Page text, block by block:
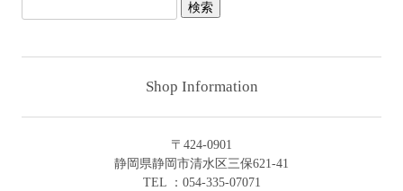
Shop Information
〒424-0901
静岡県静岡市清水区三保621-41
TEL ：054-335-07071